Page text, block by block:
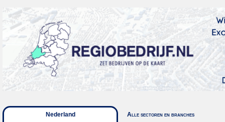
Nederland
Alle sectoren en branches